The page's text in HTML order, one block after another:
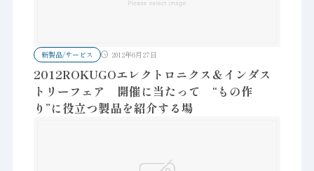
新製品/サービス 2012年6月27日
2012ROKUGOエレクトロニクス＆インダス
トリーフェア 開催に当たって “もの作
り”に役立つ製品を紹介する場